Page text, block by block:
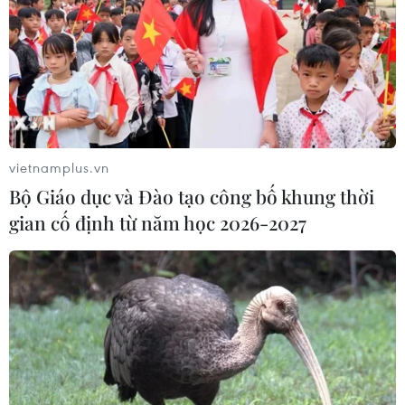
tuyến phòng COVID-19
17/02/2021 03:32
Để phòng chống dịch COVID-19, sau kỳ nghỉ Tết
Nguyên đán, hàng loạt trường đại học đã thông báo
cho sinh viên học trực tuyến, thậm chí lên kế hoạch cho
vietnamplus.vn
Bộ Giáo dục và Đào tạo công bố khung thời
gian cố định từ năm học 2026-2027